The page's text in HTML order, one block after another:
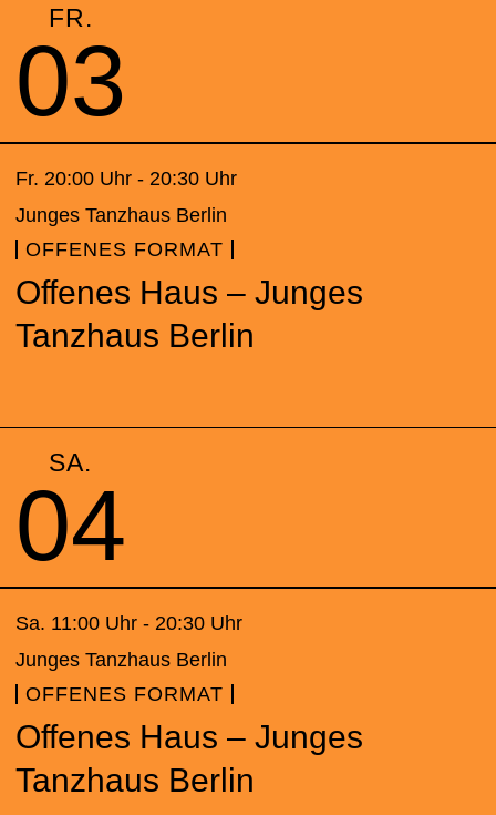
FR.
03
Fr. 20:00 Uhr - 20:30 Uhr
Junges Tanzhaus Berlin
OFFENES FORMAT
Offenes Haus – Junges
Tanzhaus Berlin
SA.
04
Sa. 11:00 Uhr - 20:30 Uhr
Junges Tanzhaus Berlin
OFFENES FORMAT
Offenes Haus – Junges
Tanzhaus Berlin